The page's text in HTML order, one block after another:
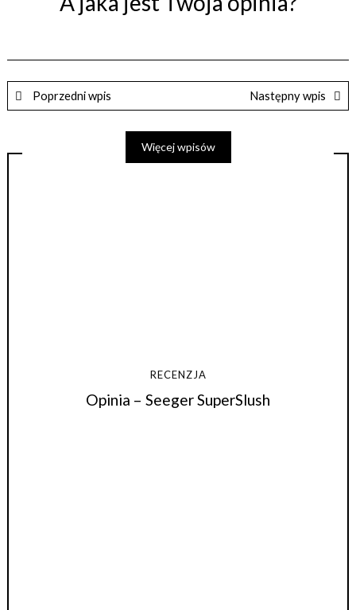
Poprzedni wpis Następny wpis
Więcej wpisów
RECENZJA
Opinia – Seeger SuperSlush